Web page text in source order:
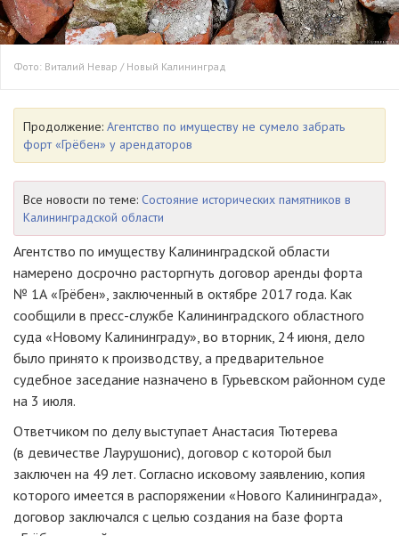
Фото: Виталий Невар / Новый Калининград
Продолжение: Агентство по имуществу не сумело забрать
форт «Грёбен» у арендаторов
Все новости по теме: Состояние исторических памятников в
Калининградской области
Агентство по имуществу Калининградской области
намерено досрочно расторгнуть договор аренды форта
№ 1А «Грёбен», заключенный в октябре 2017 года. Как
сообщили в пресс-службе Калининградского областного
суда «Новому Калининграду», во вторник, 24 июня, дело
было принято к производству, а предварительное
судебное заседание назначено в Гурьевском районном суде
на 3 июля.
Ответчиком по делу выступает Анастасия Тютерева
(в девичестве Лаурушонис), договор с которой был
заключен на 49 лет. Согласно исковому заявлению, копия
которого имеется в распоряжении «Нового Калининграда»,
договор заключался с целью создания на базе форта